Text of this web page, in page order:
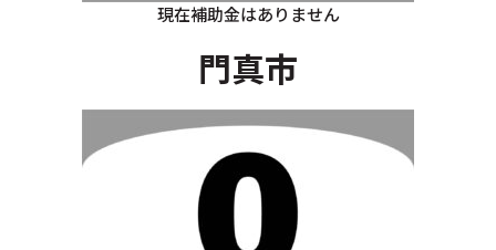
現在補助金はありません
門真市